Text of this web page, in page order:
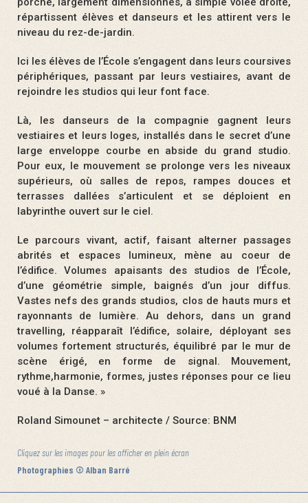
répartissent élèves et danseurs et les attirent vers le
niveau du rez-de-jardin.
Ici les élèves de l’École s’engagent dans leurs coursives
périphériques, passant par leurs vestiaires, avant de
rejoindre les studios qui leur font face.
Là, les danseurs de la compagnie gagnent leurs
vestiaires et leurs loges, installés dans le secret d’une
large enveloppe courbe en abside du grand studio.
Pour eux, le mouvement se prolonge vers les niveaux
supérieurs, où salles de repos, rampes douces et
terrasses dallées s’articulent et se déploient en
labyrinthe ouvert sur le ciel.
Le parcours vivant, actif, faisant alterner passages
abrités et espaces lumineux, mène au coeur de
l’édifice. Volumes apaisants des studios de l’École,
d’une géométrie simple, baignés d’un jour diffus.
Vastes nefs des grands studios, clos de hauts murs et
rayonnants de lumière. Au dehors, dans un grand
travelling, réapparaît l’édifice, solaire, déployant ses
volumes fortement structurés, équilibré par le mur de
scène érigé, en forme de signal. Mouvement,
rythme,harmonie, formes, justes réponses pour ce lieu
voué à la Danse. »
Roland Simounet – architecte / Source: BNM
Cliquez sur les images pour les afficher en plein écran
Photographies © Alban Barré